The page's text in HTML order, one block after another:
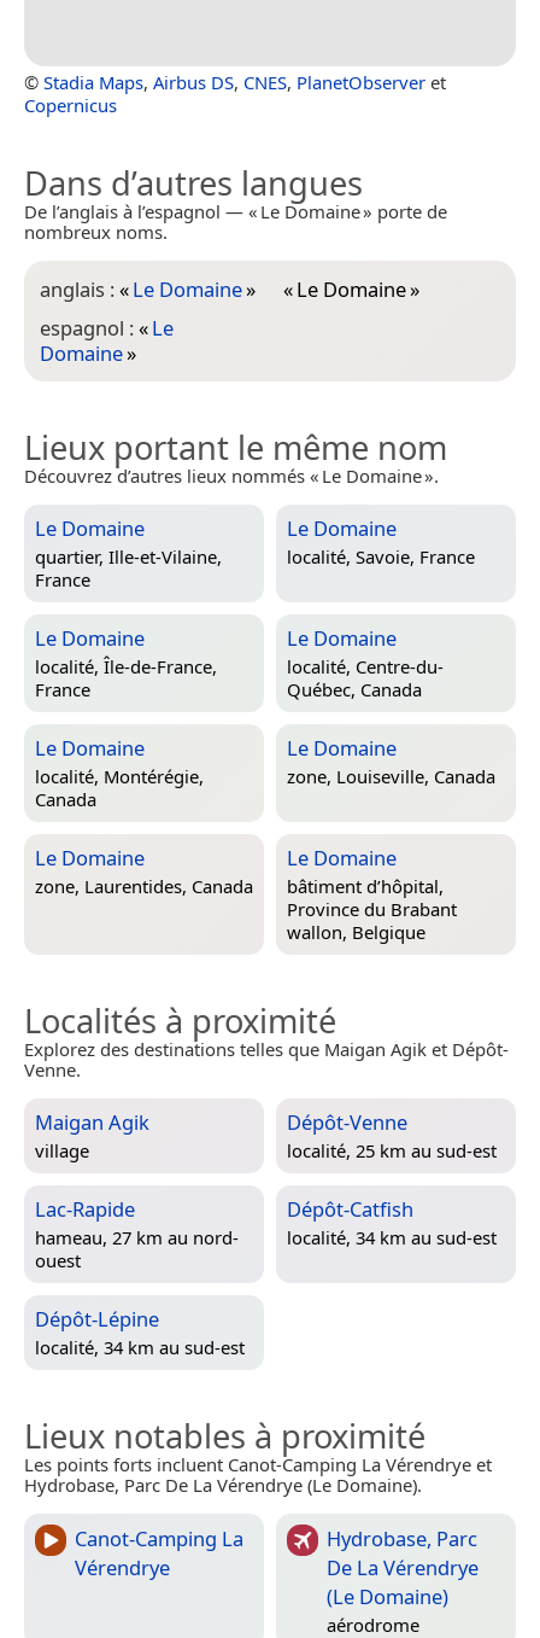
© Stadia Maps, Airbus DS, CNES, PlanetObserver et
Copernicus
Dans d’autres langues
De l’anglais à l’espagnol — « Le Domaine » porte de
nombreux noms.
anglais :«Le Domaine»
espagnol :«Le
Domaine»
«Le Domaine»
Lieux portant le même nom
Découvrez d’autres lieux nommés « Le Domaine ».
Le Domaine
quartier, Ille-et-Vilaine,
France
Le Domaine
localité, Savoie, France
Le Domaine
localité, Île-de-France,
France
Le Domaine
localité, Centre-du-
Québec, Canada
Le Domaine
localité, Montérégie,
Canada
Le Domaine
zone, Louiseville, Canada
Le Domaine
zone, Laurentides, Canada
Le Domaine
bâtiment d’hôpital,
Province du Brabant
wallon, Belgique
Localités à proximité
Explorez des destinations telles que Maigan Agik et Dépôt-
Venne.
Maigan Agik
village
Dépôt-Venne
localité, 25 km au sud-est
Lac-Rapide
hameau, 27 km au nord-
ouest
Dépôt-Catfish
localité, 34 km au sud-est
Dépôt-Lépine
localité, 34 km au sud-est
Lieux notables à proximité
Les points forts incluent Canot-Camping La Vérendrye et
Hydrobase, Parc De La Vérendrye (Le Domaine).
Canot-Camping La
Vérendrye
Hydrobase, Parc
De La Vérendrye
(Le Domaine)
aérodrome